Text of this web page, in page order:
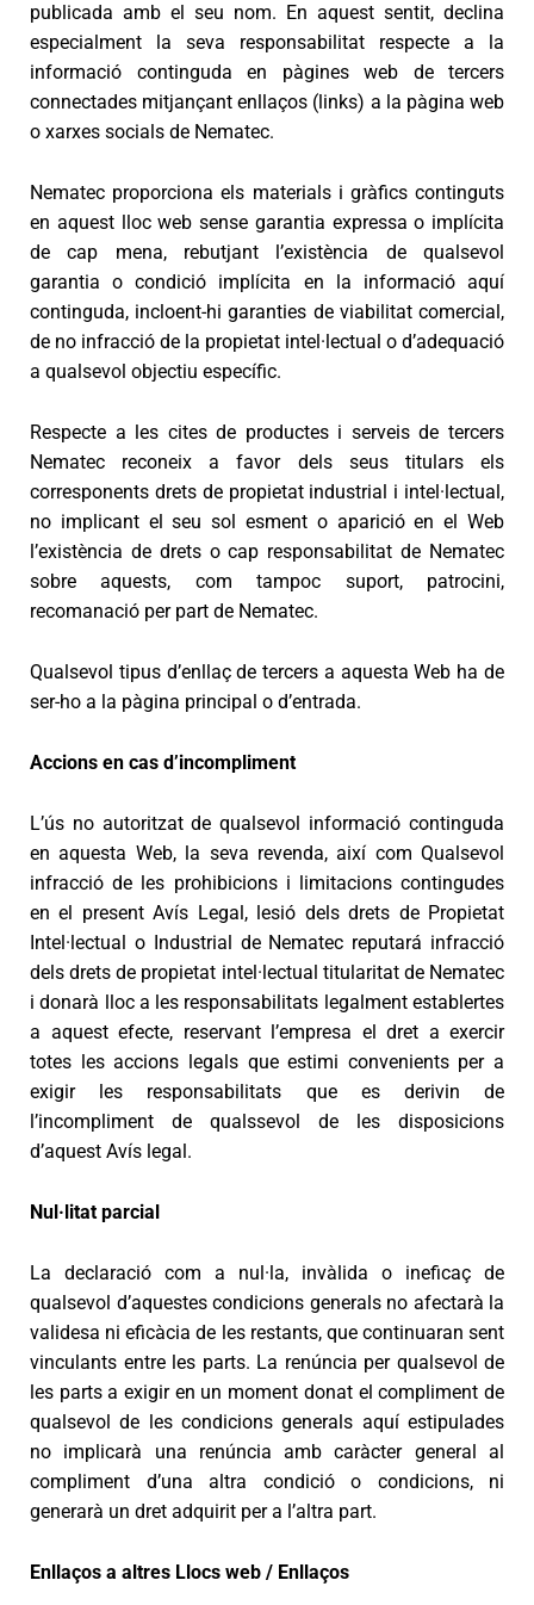
publicada amb el seu nom. En aquest sentit, declina
especialment la seva responsabilitat respecte a la
informació continguda en pàgines web de tercers
connectades mitjançant enllaços (links) a la pàgina web
o xarxes socials de Nematec.
Nematec proporciona els materials i gràfics continguts
en aquest lloc web sense garantia expressa o implícita
de cap mena, rebutjant l’existència de qualsevol
garantia o condició implícita en la informació aquí
continguda, incloent-hi garanties de viabilitat comercial,
de no infracció de la propietat intel·lectual o d’adequació
a qualsevol objectiu específic.
Respecte a les cites de productes i serveis de tercers
Nematec reconeix a favor dels seus titulars els
corresponents drets de propietat industrial i intel·lectual,
no implicant el seu sol esment o aparició en el Web
l’existència de drets o cap responsabilitat de Nematec
sobre aquests, com tampoc suport, patrocini,
recomanació per part de Nematec.
Qualsevol tipus d’enllaç de tercers a aquesta Web ha de
ser-ho a la pàgina principal o d’entrada.
Accions en cas d’incompliment
L’ús no autoritzat de qualsevol informació continguda
en aquesta Web, la seva revenda, així com Qualsevol
infracció de les prohibicions i limitacions contingudes
en el present Avís Legal, lesió dels drets de Propietat
Intel·lectual o Industrial de Nematec reputará infracció
dels drets de propietat intel·lectual titularitat de Nematec
i donarà lloc a les responsabilitats legalment establertes
a aquest efecte, reservant l’empresa el dret a exercir
totes les accions legals que estimi convenients per a
exigir les responsabilitats que es derivin de
l’incompliment de qualssevol de les disposicions
d’aquest Avís legal.
Nul·litat parcial
La declaració com a nul·la, invàlida o ineficaç de
qualsevol d’aquestes condicions generals no afectarà la
validesa ni eficàcia de les restants, que continuaran sent
vinculants entre les parts. La renúncia per qualsevol de
les parts a exigir en un moment donat el compliment de
qualsevol de les condicions generals aquí estipulades
no implicarà una renúncia amb caràcter general al
compliment d’una altra condició o condicions, ni
generarà un dret adquirit per a l’altra part.
Enllaços a altres Llocs web / Enllaços